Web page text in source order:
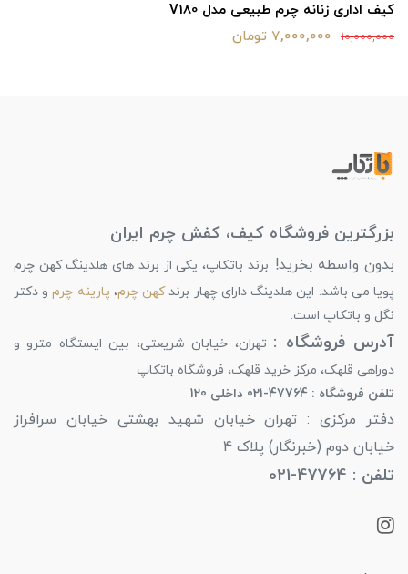
کیف اداری زنانه چرم طبیعی مدل V180
10,000,000 7,000,000 تومان
بزرگترین فروشگاه کیف، کفش چرم ایران
بدون واسطه بخرید! برند باتکاپ، یکی از برند های هلدینگ کهن چرم
پویا می باشد. این هلدینگ دارای چهار برندکهن چرم، پارینه چرمو دکتر
نگل و باتکاپ است.
آدرس فروشگاه : تهران، خیابان شریعتی، بین ایستگاه مترو و
دوراهی قلهک، مرکز خرید قلهک، فروشگاه باتکاپ
تلفن فروشگاه : 47764-021 داخلی 120
دفتر مرکزی : تهران خیابان شهید بهشتی خیابان سرافراز
خیابان دوم (خبرنگار) پلاک 4
تلفن : 47764-021